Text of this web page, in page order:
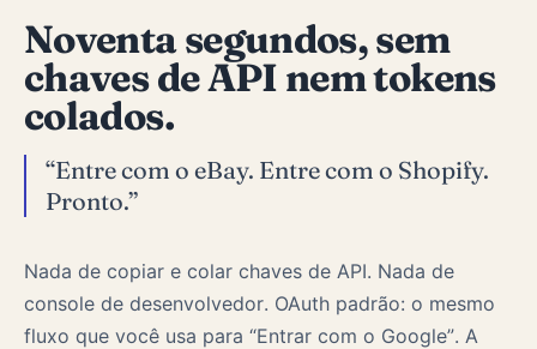
Noventa segundos, sem
chaves de API nem tokens
colados.
“Entre com o eBay. Entre com o Shopify.
Pronto.”
Nada de copiar e colar chaves de API. Nada de
console de desenvolvedor. OAuth padrão: o mesmo
fluxo que você usa para “Entrar com o Google”. A